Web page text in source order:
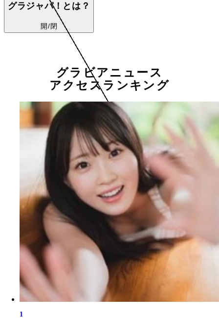
グラジャパ！とは？
開/閉
グラビアニュース
アクセスランキング
1